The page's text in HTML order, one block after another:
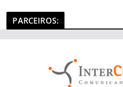
PARCEIROS: